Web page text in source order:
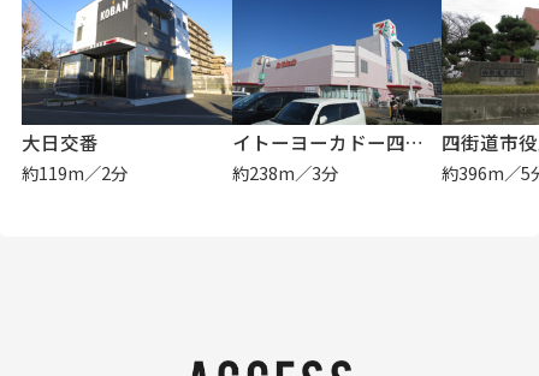
大日交番
約119m／2分
イトーヨーカドー四街道店
約238m／3分
四街道市
約396m／5